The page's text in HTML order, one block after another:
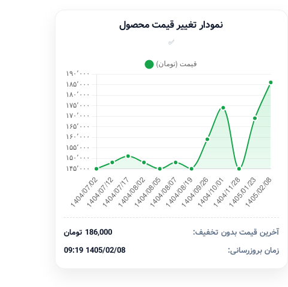
نمودار تغییر قیمت محصول
✅
آخرین قیمت بدون تخفیف:
186,000 تومان
زمان بروزرسانی:
1405/02/08 09:19